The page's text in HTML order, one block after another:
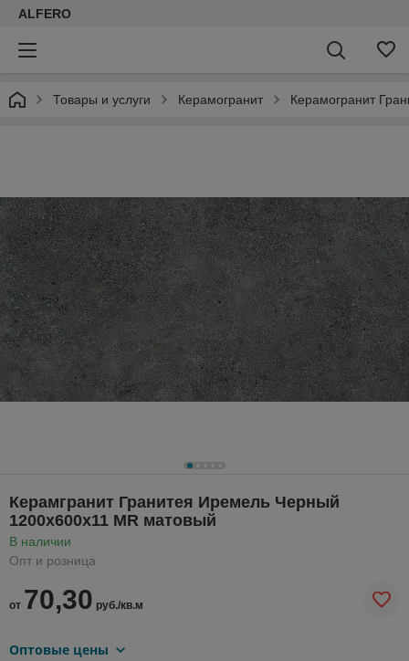
ALFERO
Товары и услуги Керамогранит Керамогранит
Керамгранит Гранитея Иремель Черный
1200х600х11 MR матовый
В наличии
Опт и розница
от 70,30 руб./кв.м
Оптовые цены